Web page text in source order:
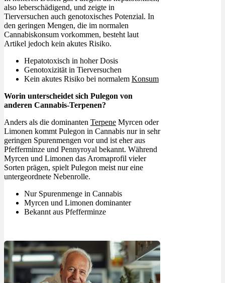
also leberschädigend, und zeigte in
Tierversuchen auch genotoxisches Potenzial. In
den geringen Mengen, die im normalen
Cannabiskonsum vorkommen, besteht laut
Artikel jedoch kein akutes Risiko.
Hepatotoxisch in hoher Dosis
Genotoxizität in Tierversuchen
Kein akutes Risiko bei normalem Konsum
Worin unterscheidet sich Pulegon von
anderen Cannabis-Terpenen?
Anders als die dominanten Terpene Myrcen oder
Limonen kommt Pulegon in Cannabis nur in sehr
geringen Spurenmengen vor und ist eher aus
Pfefferminze und Pennyroyal bekannt. Während
Myrcen und Limonen das Aromaprofil vieler
Sorten prägen, spielt Pulegon meist nur eine
untergeordnete Nebenrolle.
Nur Spurenmenge in Cannabis
Myrcen und Limonen dominanter
Bekannt aus Pfefferminze